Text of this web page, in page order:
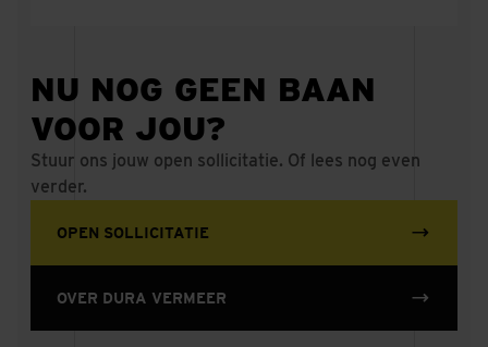
Veiligheidskundige / QHSE adviseur Infra
QHSE Adviseur
Calculator werktuigbouwkunde
Technisch ontwikkelaar werktuigbouwkunde
Projectvoorbereider Treinbeveiliging
NU NOG GEEN BAAN
VOOR JOU?
Stuur ons jouw open sollicitatie. Of lees nog even
verder.
OPEN SOLLICITATIE
OVER DURA VERMEER